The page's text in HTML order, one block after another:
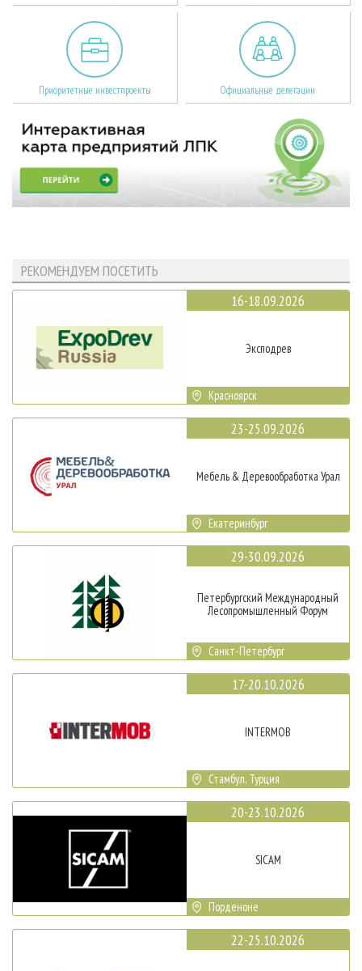
Приоритетные инвестпроекты Официальные делегации
РЕКОМЕНДУЕМ ПОСЕТИТЬ
16-18.09.2026
Эксподрев
Красноярск
23-25.09.2026
Мебель & Деревообработка Урал
Екатеринбург
29-30.09.2026
Петербургский Международный
Лесопромышленный Форум
Санкт-Петербург
17-20.10.2026
INTERMOB
Стамбул, Турция
20-23.10.2026
SICAM
Порденоне
22-25.10.2026